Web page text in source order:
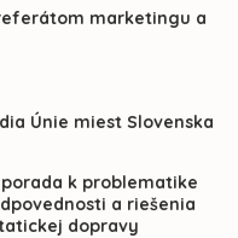
marketingu a
Únie miest Slovenska
k problematike
a riešenia
dopravy